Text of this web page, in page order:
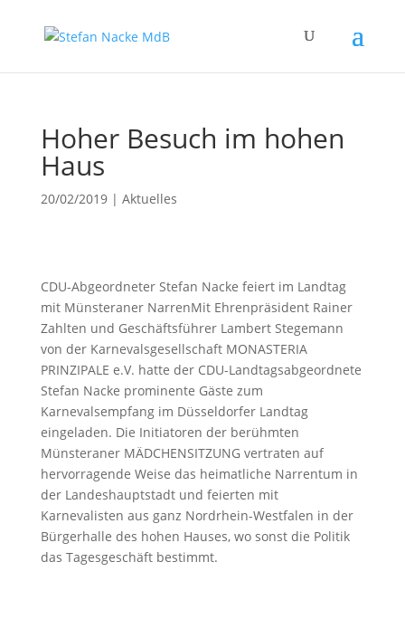
Hoher Besuch im hohen
Haus
20/02/2019| Aktuelles
CDU-Abgeordneter Stefan Nacke feiert im Landtag
mit Münsteraner NarrenMit Ehrenpräsident Rainer
Zahlten und Geschäftsführer Lambert Stegemann
von der Karnevalsgesellschaft MONASTERIA
PRINZIPALE e.V. hatte der CDU-Landtagsabgeordnete
Stefan Nacke prominente Gäste zum
Karnevalsempfang im Düsseldorfer Landtag
eingeladen. Die Initiatoren der berühmten
Münsteraner MÄDCHENSITZUNG vertraten auf
hervorragende Weise das heimatliche Narrentum in
der Landeshauptstadt und feierten mit
Karnevalisten aus ganz Nordrhein-Westfalen in der
Bürgerhalle des hohen Hauses, wo sonst die Politik
das Tagesgeschäft bestimmt.